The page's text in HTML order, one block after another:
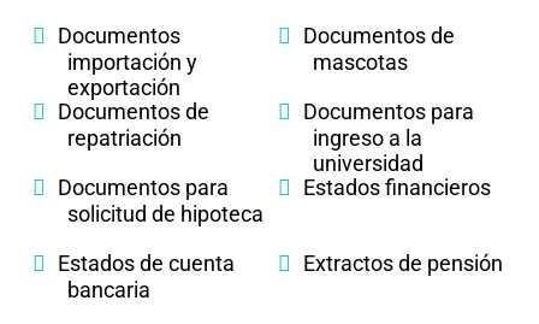
Documentos
importación y
exportación
Documentos de
mascotas
Documentos de
repatriación
Documentos para
ingreso a la
universidad
Documentos para
solicitud de hipoteca
Estados financieros
Estados de cuenta
bancaria
Extractos de pensión